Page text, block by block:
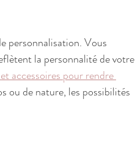
personnalisation. Vous
la personnalité de votre
accessoires pour rendre
ou de nature, les possibilités